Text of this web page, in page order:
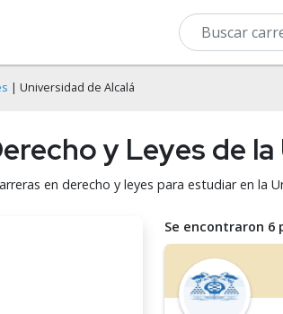
| Universidad de Alcalá
y Leyes de
en derecho y leyes para estudiar en la
Se encontraron 6